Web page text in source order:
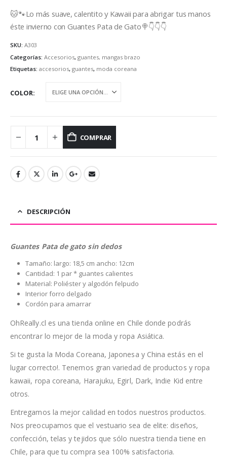
🐱🐾Lo más suave, calentito y Kawaii para abrigar tus manos
éste invierno con Guantes Pata de Gato🍭👇👇👇
SKU: A303
Categorías: Accesorios, guantes, mangas brazo
Etiquetas: accesorios, guantes, moda coreana
COLOR
COMPRAR
DESCRIPCIÓN
Guantes Pata de gato sin dedos
Tamaño: largo: 18,5 cm ancho: 12cm
Cantidad: 1 par * guantes calientes
Material: Poliéster y algodón felpudo
Interior forro delgado
Cordón para amarrar
OhReally.cl es una tienda online en Chile donde podrás
encontrar lo mejor de la moda y ropa Asiática.
Si te gusta la Moda Coreana, Japonesa y China estás en el
lugar correcto!. Tenemos gran variedad de productos y ropa
kawaii, ropa coreana, Harajuku, Egirl, Dark, Indie Kid entre
otros.
Entregamos la mejor calidad en todos nuestros productos.
Nos preocupamos que el vestuario sea de elite: diseños,
confección, telas y tejidos que sólo nuestra tienda tiene en
Chile, para que tu compra sea 100% satisfactoria.